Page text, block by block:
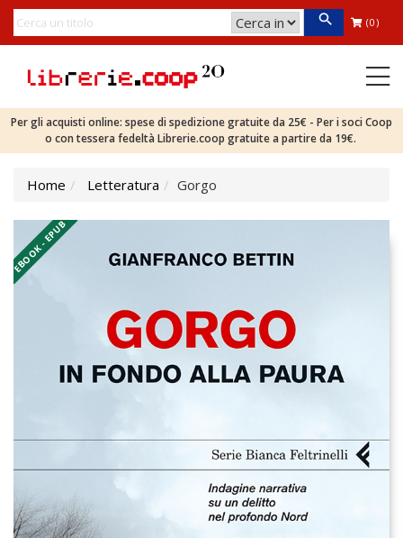
(0)
Per gli acquisti online: spese di spedizione gratuite da 25€ - Per i soci Coop
o con tessera fedeltà Librerie.coop gratuite a partire da 19€.
Home Letteratura Gorgo
EBOOK - EPUB